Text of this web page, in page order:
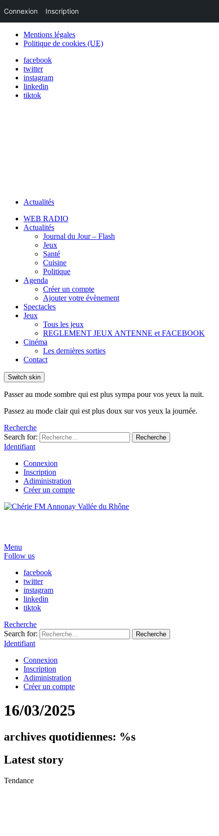
Mentions légales
Politique de cookies (UE)
facebook
twitter
instagram
linkedin
tiktok
Actualités
WEB RADIO
Actualités
Journal du Jour – Flash
Jeux
Santé
Cuisine
Politique
Agenda
Créer un compte
Ajouter votre évènement
Spectacles
Jeux
Tous les jeux
REGLEMENT JEUX ANTENNE et FACEBOOK
Cinéma
Les dernières sorties
Contact
Switch skin
Passer au mode sombre qui est plus sympa pour vos yeux la nuit.
Passez au mode clair qui est plus doux sur vos yeux la journée.
Recherche
Search for:
Recherche
Identifiant
Connexion
Inscription
Adiministration
Créer un compte
Menu
Follow us
facebook
twitter
instagram
linkedin
tiktok
Recherche
Search for:
Recherche
Identifiant
Connexion
Inscription
Adiministration
Créer un compte
16/03/2025
archives quotidiennes: %s
Latest story
Tendance
Connexion Inscription